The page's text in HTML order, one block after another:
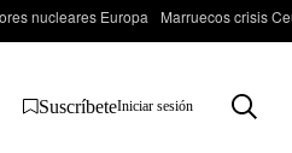
nucleares Europa Marruecos crisis
SuscríbeteIniciar sesión